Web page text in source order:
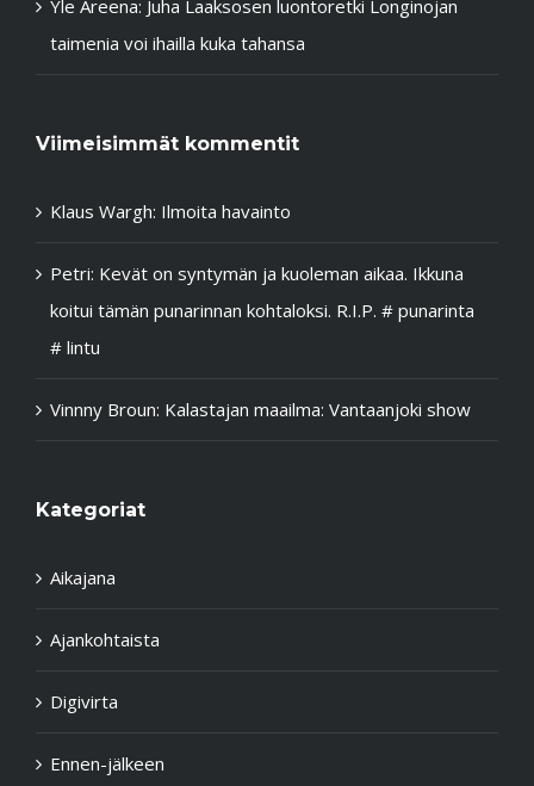
Yle Areena: Juha Laaksosen luontoretki Longinojan
taimenia voi ihailla kuka tahansa
Viimeisimmät kommentit
Klaus Wargh: Ilmoita havainto
Petri: Kevät on syntymän ja kuoleman aikaa. Ikkuna
koitui tämän punarinnan kohtaloksi. R.I.P. # punarinta
# lintu
Vinnny Broun: Kalastajan maailma: Vantaanjoki show
Kategoriat
Aikajana
Ajankohtaista
Digivirta
Ennen-jälkeen